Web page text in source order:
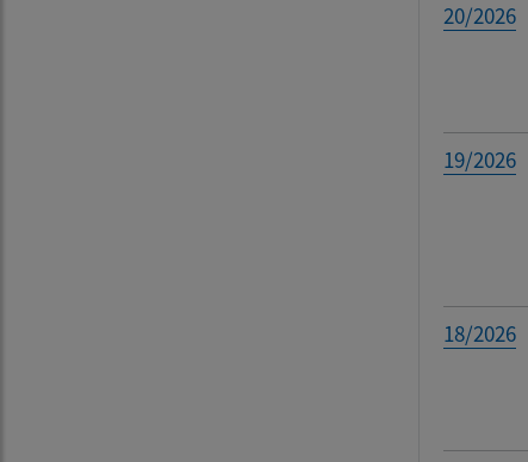
20/2026
19/2026
18/2026